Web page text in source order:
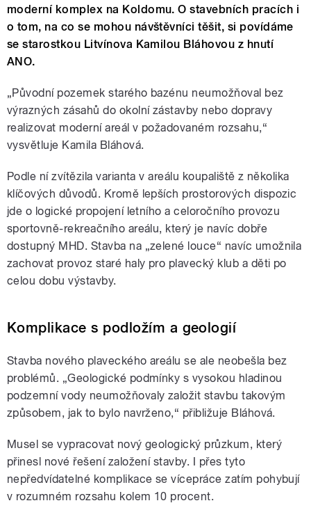
moderní komplex na Koldomu. O stavebních pracích i
o tom, na co se mohou návštěvníci těšit, si povídáme
se starostkou Litvínova Kamilou Bláhovou z hnutí
ANO.
„Původní pozemek starého bazénu neumožňoval bez
výrazných zásahů do okolní zástavby nebo dopravy
realizovat moderní areál v požadovaném rozsahu,“
vysvětluje Kamila Bláhová.
Podle ní zvítězila varianta v areálu koupaliště z několika
klíčových důvodů. Kromě lepších prostorových dispozic
jde o logické propojení letního a celoročního provozu
sportovně-rekreačního areálu, který je navíc dobře
dostupný MHD. Stavba na „zelené louce“ navíc umožnila
zachovat provoz staré haly pro plavecký klub a děti po
celou dobu výstavby.
Komplikace s podložím a geologií
Stavba nového plaveckého areálu se ale neobešla bez
problémů. „Geologické podmínky s vysokou hladinou
podzemní vody neumožňovaly založit stavbu takovým
způsobem, jak to bylo navrženo,“ přibližuje Bláhová.
Musel se vypracovat nový geologický průzkum, který
přinesl nové řešení založení stavby. I přes tyto
nepředvídatelné komplikace se vícepráce zatím pohybují
v rozumném rozsahu kolem 10 procent.